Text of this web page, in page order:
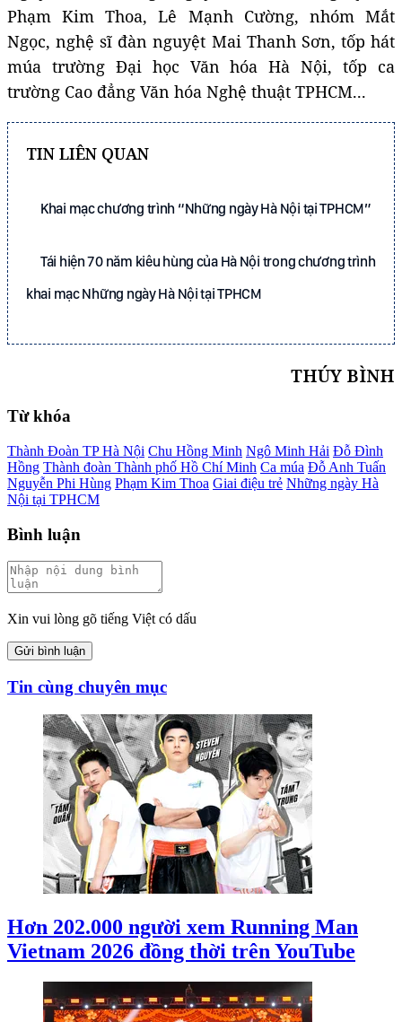
Phạm Kim Thoa, Lê Mạnh Cường, nhóm Mắt
Ngọc, nghệ sĩ đàn nguyệt Mai Thanh Sơn, tốp hát
múa trường Đại học Văn hóa Hà Nội, tốp ca
trường Cao đẳng Văn hóa Nghệ thuật TPHCM...
TIN LIÊN QUAN
Khai mạc chương trình “Những ngày Hà Nội tại TPHCM”
Tái hiện 70 năm kiêu hùng của Hà Nội trong chương trình
khai mạc Những ngày Hà Nội tại TPHCM
THÚY BÌNH
Từ khóa
Thành Đoàn TP Hà Nội Chu Hồng Minh Ngô Minh Hải Đỗ Đình
Hồng Thành đoàn Thành phố Hồ Chí Minh Ca múa Đỗ Anh Tuấn
Nguyễn Phi Hùng Phạm Kim Thoa Giai điệu trẻ Những ngày Hà
Nội tại TPHCM
Bình luận
Xin vui lòng gõ tiếng Việt có dấu
Gửi bình luận
Tin cùng chuyên mục
Hơn 202.000 người xem Running Man
Vietnam 2026 đồng thời trên YouTube